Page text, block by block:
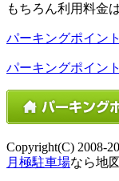
もちろん利用料金
パーキングポイン
パーキングポイン
Copyright(C) 2008-
月極駐車場なら地